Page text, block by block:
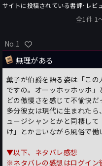
サイトに投稿されている書評･レビ
全1件
No.1
無理がある
薫子が伯爵を語る姿は「こ
ですの。オーッホッホッホ
どの傲慢さを感じて不愉快だ
多分彼女は現代に生まれた
ュージシャンとかと同棲し
け」とか言いながら風俗で働
▼以下、ネタバレ感想
※ネタバレの感想はログイン